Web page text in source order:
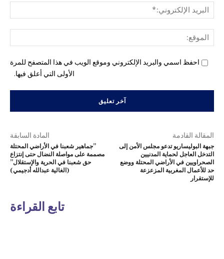
احفظ اسمي والبريد الإلكتروني وموقع الويب في هذا المتصفح للمرة
الأولى التي أعلق فيها.
المادة السابقة
”جماهير شعبنا في الأراضي المحتلة
مصممة على مواصلة النضال حتى إنتزاع
حق شعبنا في الحرية والإستقلال”
(الغالية عبدالله أدجيمي)
المقالة القادمة
جبهة البوليساريو تدعو مجلس الأمن إلى
التدخل العاجل لحماية المدنيين
الصحراويين في الأراضي المحتلة ووضع
حد للأعمال المغربية المزعزعة
للإستقرار
تابع القراءة